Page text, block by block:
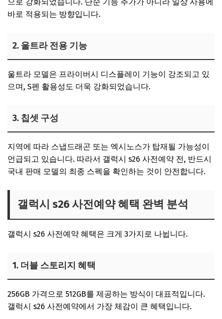
바로 적용되는 방향입니다.
2. 울트라 전용 기능
울트라 모델은 프라이버시 디스플레이 기능이 강조되고 있
으며, S펜 활용성도 더욱 강화되었습니다.
3. 칩셋 구성
지역에 따라 스냅드래곤 또는 엑시노스가 탑재될 가능성이
언급되고 있습니다. 따라서 갤럭시 s26 사전예약 전, 반드시
국내 판매 모델의 최종 스펙을 확인하는 것이 안전합니다.
갤럭시 s26 사전예약 혜택 완벽 분석
갤럭시 s26 사전예약 혜택은 크게 3가지로 나뉩니다.
1. 더블 스토리지 혜택
256GB 가격으로 512GB를 제공하는 방식이 대표적입니다.
갤럭시 s26 사전예약에서 가장 체감이 큰 혜택입니다.